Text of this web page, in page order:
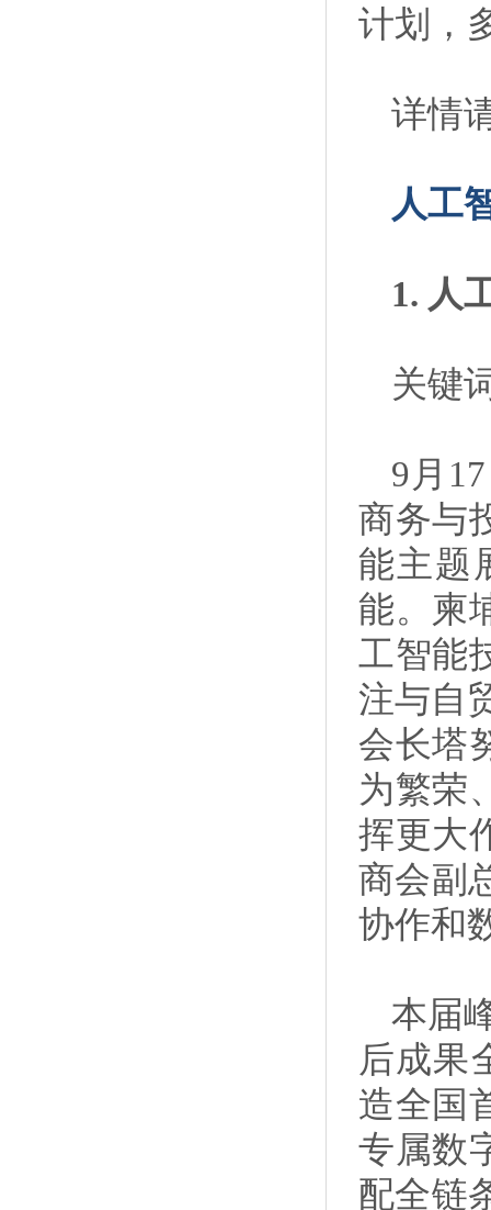
计划，
详情
人工
1. 人
关键
9月
商务与
能主题
能。柬
工智能
注与自
会长塔
为繁荣
挥更大
商会副
协作和
本届
后成果
造全国
专属数
配全链